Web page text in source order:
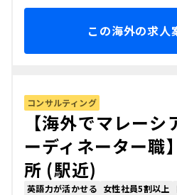
この海外の求人
コンサルティング
【海外でマレー
ーディネーター職
所 (駅近)
英語力が活かせる 女性社員5割以上